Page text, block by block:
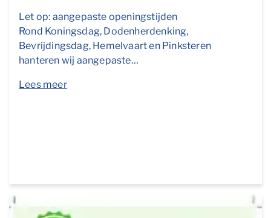
Let op: aangepaste openingstijden
Rond Koningsdag, Dodenherdenking,
Bevrijdingsdag, Hemelvaart en Pinksteren
hanteren wij aangepaste…
Lees meer